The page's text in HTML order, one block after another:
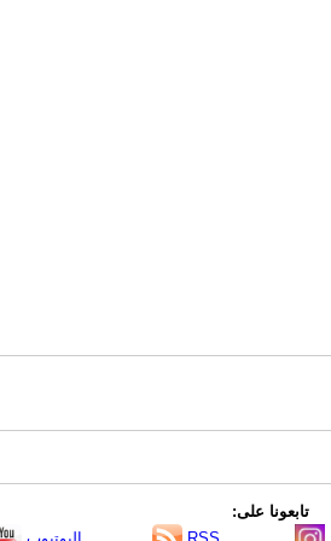
تابعونا على: